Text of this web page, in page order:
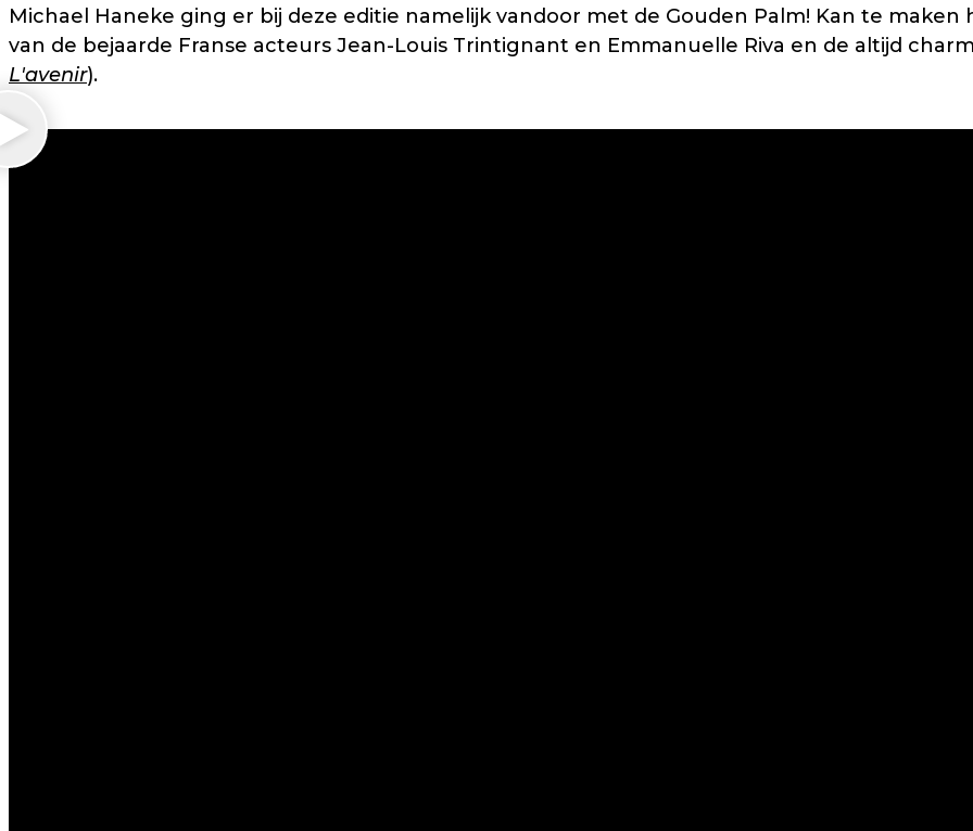
Michael Haneke ging er bij deze editie namelijk vandoor met de Gouden Palm! Kan te
van de bejaarde Franse acteurs Jean-Louis Trintignant en Emmanuelle Riva en de altijd
L'avenir).